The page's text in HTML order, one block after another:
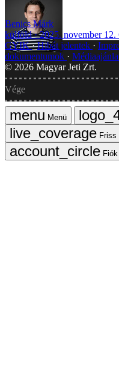
Benics Márk
külföld
2025. november 12.
GYIK Hibát jelentek
dokumentumok
© 2026 Magyar Jeti Zrt.
Vége
Menü
Friss
Fiók